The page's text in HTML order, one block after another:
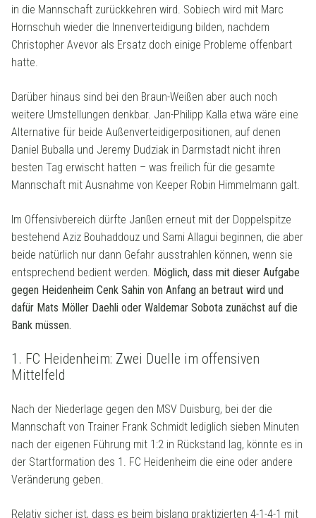
in die Mannschaft zurückkehren wird. Sobiech wird mit Marc
Hornschuh wieder die Innenverteidigung bilden, nachdem
Christopher Avevor als Ersatz doch einige Probleme offenbart
hatte.
Darüber hinaus sind bei den Braun-Weißen aber auch noch
weitere Umstellungen denkbar. Jan-Philipp Kalla etwa wäre eine
Alternative für beide Außenverteidigerpositionen, auf denen
Daniel Buballa und Jeremy Dudziak in Darmstadt nicht ihren
besten Tag erwischt hatten – was freilich für die gesamte
Mannschaft mit Ausnahme von Keeper Robin Himmelmann galt.
Im Offensivbereich dürfte Janßen erneut mit der Doppelspitze
bestehend Aziz Bouhaddouz und Sami Allagui beginnen, die aber
beide natürlich nur dann Gefahr ausstrahlen können, wenn sie
entsprechend bedient werden. Möglich, dass mit dieser Aufgabe
gegen Heidenheim Cenk Sahin von Anfang an betraut wird und
dafür Mats Möller Daehli oder Waldemar Sobota zunächst auf die
Bank müssen.
1. FC Heidenheim: Zwei Duelle im offensiven
Mittelfeld
Nach der Niederlage gegen den MSV Duisburg, bei der die
Mannschaft von Trainer Frank Schmidt lediglich sieben Minuten
nach der eigenen Führung mit 1:2 in Rückstand lag, könnte es in
der Startformation des 1. FC Heidenheim die eine oder andere
Veränderung geben.
Relativ sicher ist, dass es beim bislang praktizierten 4-1-4-1 mit